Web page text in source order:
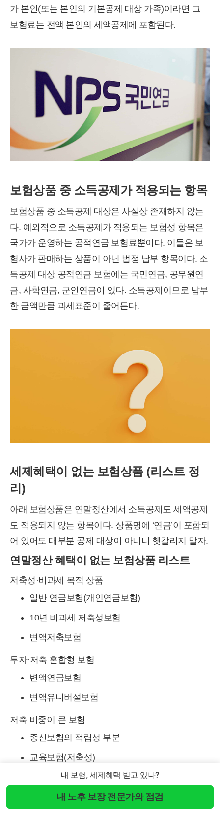
가 본인(또는 본인의 기본공제 대상 가족)이라면 그
보험료는 전액 본인의 세액공제에 포함된다.
보험상품 중 소득공제가 적용되는 항목
보험상품 중 소득공제 대상은 사실상 존재하지 않는
다. 예외적으로 소득공제가 적용되는 보험성 항목은
국가가 운영하는 공적연금 보험료뿐이다. 이들은 보
험사가 판매하는 상품이 아닌 법정 납부 항목이다. 소
득공제 대상 공적연금 보험에는 국민연금, 공무원연
금, 사학연금, 군인연금이 있다. 소득공제이므로 납부
한 금액만큼 과세표준이 줄어든다.
세제혜택이 없는 보험상품 (리스트 정
리)
아래 보험상품은 연말정산에서 소득공제도 세액공제
도 적용되지 않는 항목이다. 상품명에 ‘연금’이 포함되
어 있어도 대부분 공제 대상이 아니니 헷갈리지 말자.
연말정산 혜택이 없는 보험상품 리스트
저축성·비과세 목적 상품
일반 연금보험(개인연금보험)
10년 비과세 저축성보험
변액저축보험
투자·저축 혼합형 보험
변액연금보험
변액유니버설보험
저축 비중이 큰 보험
종신보험의 적립성 부분
교육보험(저축성)
유니버설 보험 중 저축성 구성
내 보험, 세제혜택 받고 있나?
내 노후 보장 전문가와 점검